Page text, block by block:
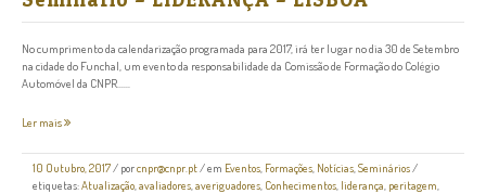
No cumprimento da calendarização programada para 2017, irá ter lugar no dia 30 de Setembro
na cidade do Funchal, um evento da responsabilidade da Comissão de Formação do Colégio
Automóvel da CNPR......
Ler mais
10 Outubro, 2017/ porcnpr@cnpr.pt/ em Eventos, Formações, Notícias,Seminários/
etiquetas:Atualização,avaliadores,averiguadores, Conhecimentos, liderança, peritagem,